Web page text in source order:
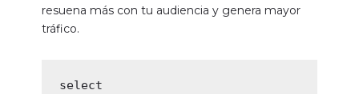
resuena más con tu audiencia y genera mayor
tráfico.
select